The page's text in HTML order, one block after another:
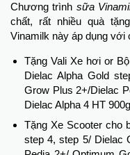
Chương trình sữa
chất, rất nhiều quà
Vinamilk này áp dụng với
Tặng Vali Xe hơi or
Dielac Alpha Gold
Grow Plus 2+/Dielac
Dielac Alpha 4 HT 900g
Tặng Xe Scooter cho
step 4, step 5/ Dielac